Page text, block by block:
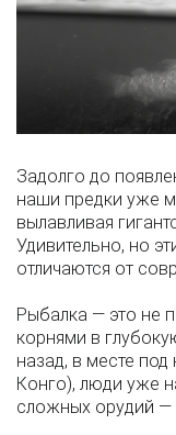
Задолго до
наши предки уже
вылавливая
Удивительно, но
отличаются от
Рыбалка — это не
корнями в
назад, в месте
Конго), люди уже
сложных орудий —